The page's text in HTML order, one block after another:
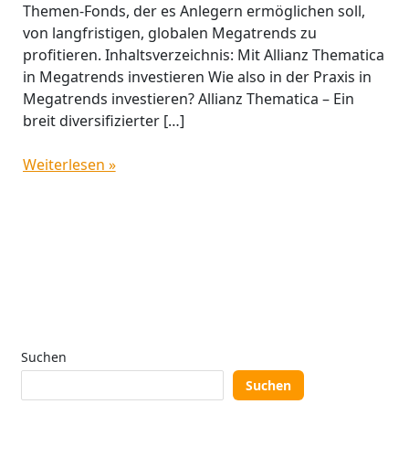
Themen-Fonds, der es Anlegern ermöglichen soll,
von langfristigen, globalen Megatrends zu
profitieren. Inhaltsverzeichnis: Mit Allianz Thematica
in Megatrends investieren Wie also in der Praxis in
Megatrends investieren? Allianz Thematica – Ein
breit diversifizierter […]
Weiterlesen »
Suchen
Suchen